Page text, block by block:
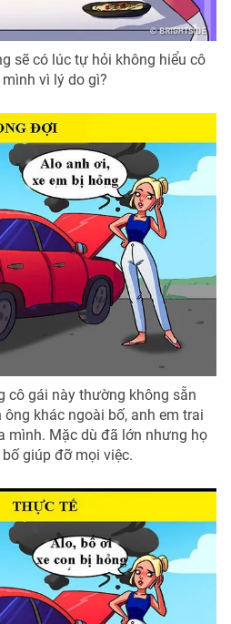
Infographic
Shorts video
VTV Thể thao
Bất động sản
Tấm lòng Việt
Vươn mình bằng AI
VTV8
English
sẽ có lúc tự hỏi không hiểu cô
vì lý do gì?
cô gái này thường không sẵn
khác ngoài bố, anh em trai
mình. Mặc dù đã lớn nhưng họ
giúp đỡ mọi việc.